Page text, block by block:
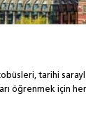
tarihi
öğrenmek için